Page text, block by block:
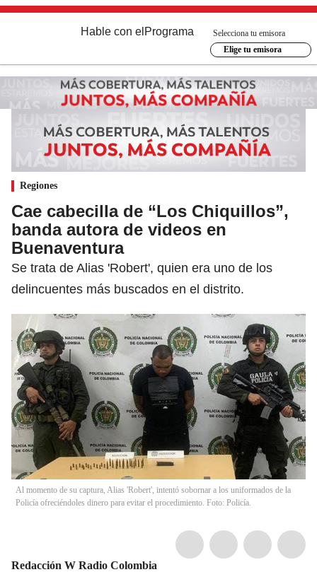
Hable con el Programa
Selecciona tu emisora
Elige tu emisora
Regiones
Cae cabecilla de “Los Chiquillos”,
banda autora de videos en
Buenaventura
Se trata de Alias 'Robert', quien era uno de los
delincuentes más buscados en el distrito.
Al momento de su captura, Alias 'Robert', intentó sobornar a los uniformados de la
Policía ofreciéndoles dinero para evitar el procedimiento. Foto: Policía.
Redacción W Radio Colombia